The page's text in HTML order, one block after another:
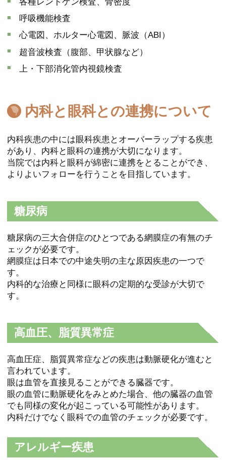
各種レントゲン検査、骨密度
呼吸機能検査
心電図、ホルター心電図、脈波（ABI）
超音波検査（腹部、甲状腺など）
上・下部消化管内視鏡検査
内科と眼科との連携について
内科疾患の中には眼科疾患とオーバーラップする疾患
があり、内科と眼科の連携が大切になります。
当院では内科と眼科が綿密に連携をとることができ、
よりよいフォローを行うことを目指しています。
糖尿病
糖尿病の三大合併症のひとつである網膜症の有無のチ
ェックが必要です。
網膜症は日本での中途失明の主な原因疾患の一つで
す。
内科的な治療と同様に眼科の定期的な受診が大切で
す。
高血圧、脂質異常症
高血圧症、脂質異常症などの疾患は動脈硬化が進むと
言われています。
眼は血管を直接見ることができる臓器です。
眼の血管に動脈硬化をみとめた場合、他の臓器の血管
でも同様の変化が起こっている可能性があります。
内科だけでなく眼科での血管のチェックが必要です。
アレルギー疾患